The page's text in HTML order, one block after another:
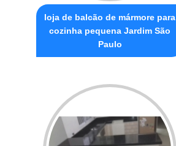
loja de balcão de mármore para
cozinha pequena Jardim São
Paulo